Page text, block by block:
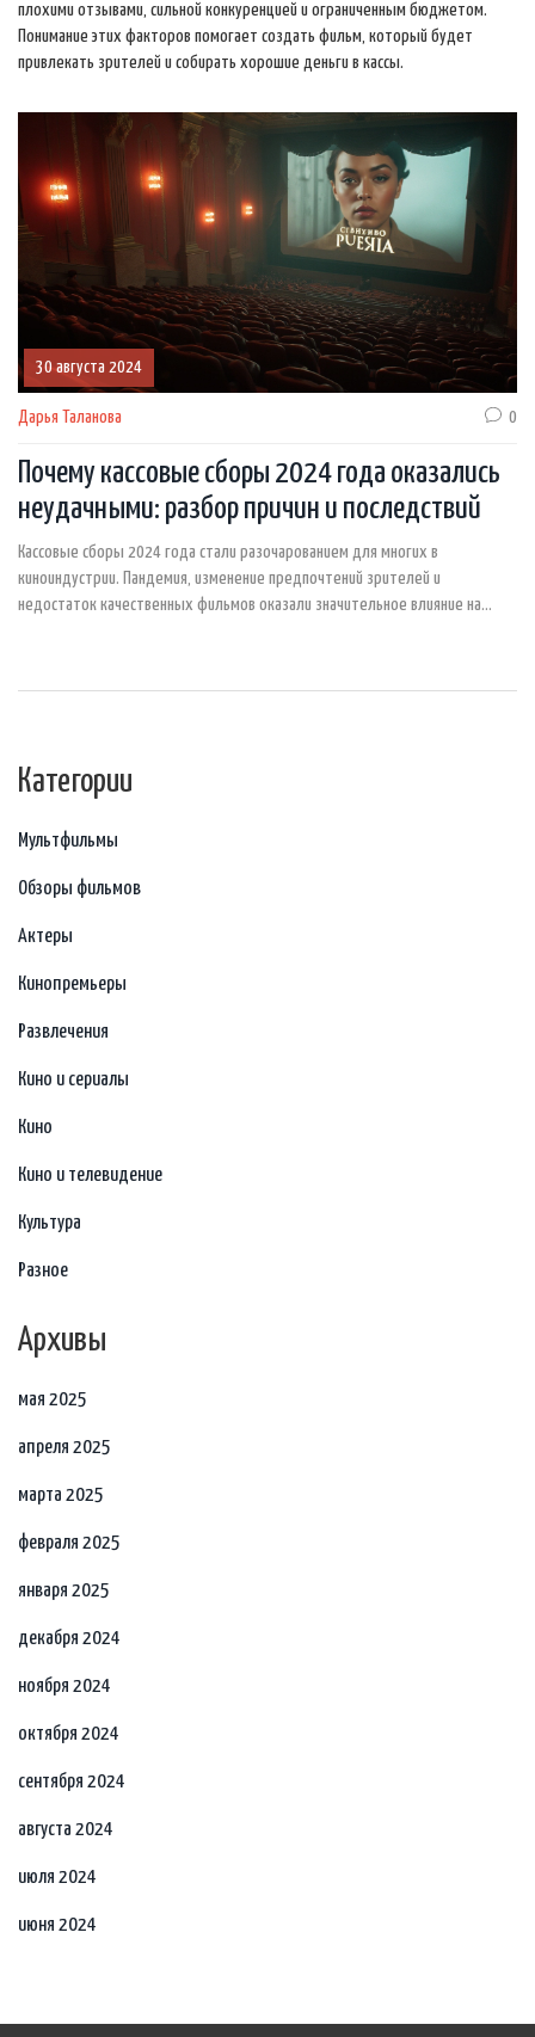
плохими отзывами, сильной конкуренцией и ограниченным бюджетом.
Понимание этих факторов помогает создать фильм, который будет
привлекать зрителей и собирать хорошие деньги в кассы.
30 августа 2024
Дарья Таланова 0
Почему кассовые сборы 2024 года оказались
неудачными: разбор причин и последствий
Кассовые сборы 2024 года стали разочарованием для многих в
киноиндустрии. Пандемия, изменение предпочтений зрителей и
недостаток качественных фильмов оказали значительное влияние на
Категории
Мультфильмы
Обзоры фильмов
Актеры
Кинопремьеры
Развлечения
Кино и сериалы
Кино
Кино и телевидение
Культура
Разное
Архивы
мая 2025
апреля 2025
марта 2025
февраля 2025
января 2025
декабря 2024
ноября 2024
октября 2024
сентября 2024
августа 2024
июля 2024
июня 2024